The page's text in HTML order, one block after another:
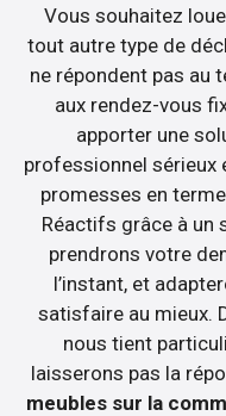
Vous souhaitez
tout autre type de
ne répondent pas au
aux rendez-vous
apporter une
professionnel sérieux
promesses en
Réactifs grâce à un
prendrons votre
l’instant, et
satisfaire au mieux.
nous tient
laisserons pas la
meubles sur la